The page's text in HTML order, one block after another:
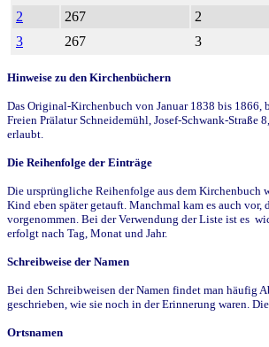
2
267 2
3
267 3
Hinweise zu den Kirchenbüchern
Das Original-Kirchenbuch von Januar 1838 bis
Freien Prälatur Schneidemühl, Josef-Schwank-
erlaubt.
Die Reihenfolge der Einträge
Die ursprüngliche Reihenfolge aus dem Kirchenbuch
Kind eben später getauft. Manchmal kam es auch
vorgenommen. Bei der Verwendung der Liste ist es
erfolgt nach Tag, Monat und Jahr.
Schreibweise der Namen
Bei den Schreibweisen der Namen findet man häufig
geschrieben, wie sie noch in der Erinnerung waren.
Ortsnamen